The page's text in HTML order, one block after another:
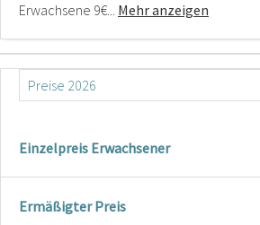
Erwachsene 9€... Mehr anzeigen
Einzelpreis Erwachsener
Ermäßigter Preis